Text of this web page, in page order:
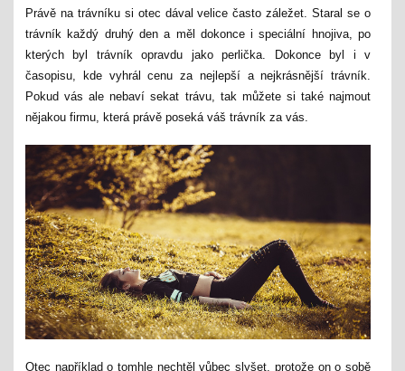
Právě na trávníku si otec dával velice často záležet. Staral se o
trávník každý druhý den a měl dokonce i speciální hnojiva, po
kterých byl trávník opravdu jako perlička. Dokonce byl i v
časopisu, kde vyhrál cenu za nejlepší a nejkrásnější trávník.
Pokud vás ale nebaví sekat trávu, tak můžete si také najmout
nějakou firmu, která právě poseká váš trávník za vás.
Otec například o tomhle nechtěl vůbec slyšet, protože on o sobě